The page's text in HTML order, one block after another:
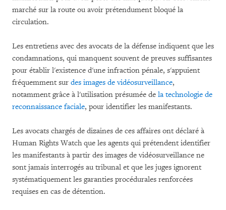
marché sur la route ou avoir prétendument bloqué la
circulation.
Les entretiens avec des avocats de la défense indiquent que les
condamnations, qui manquent souvent de preuves suffisantes
pour établir l'existence d'une infraction pénale, s'appuient
fréquemment sur des images de vidéosurveillance,
notamment grâce à l'utilisation présumée de la technologie de
reconnaissance faciale, pour identifier les manifestants.
Les avocats chargés de dizaines de ces affaires ont déclaré à
Human Rights Watch que les agents qui prétendent identifier
les manifestants à partir des images de vidéosurveillance ne
sont jamais interrogés au tribunal et que les juges ignorent
systématiquement les garanties procédurales renforcées
requises en cas de détention.